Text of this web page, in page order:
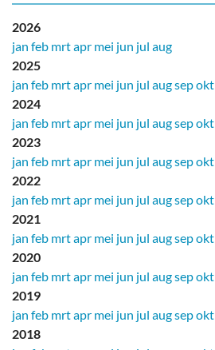
2026
jan feb mrtapr mei jun jul aug
2025
jan feb mrtapr mei jun jul augsepokt
2024
jan feb mrtapr mei jun jul augsepokt
2023
jan feb mrtapr mei jun jul augsepokt
2022
jan feb mrtapr mei jun jul augsepokt
2021
jan feb mrtapr mei jun jul augsepokt
2020
jan feb mrtapr mei jun jul augsepokt
2019
jan feb mrtapr mei jun jul augsepokt
2018